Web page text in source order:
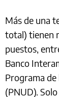
Más de una
total) tienen
puestos,
Banco
Programa de
(PNUD).